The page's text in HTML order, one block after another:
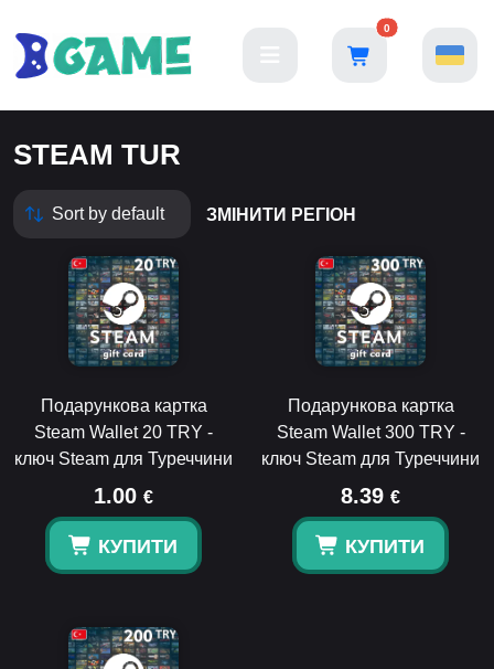
0
STEAM TUR
ЗМІНИТИ РЕГІОН
Подарункова картка
Steam Wallet 20 TRY -
ключ Steam для Туреччини
1.00 €
КУПИТИ
Подарункова картка
Steam Wallet 300 TRY -
ключ Steam для Туреччини
8.39 €
КУПИТИ